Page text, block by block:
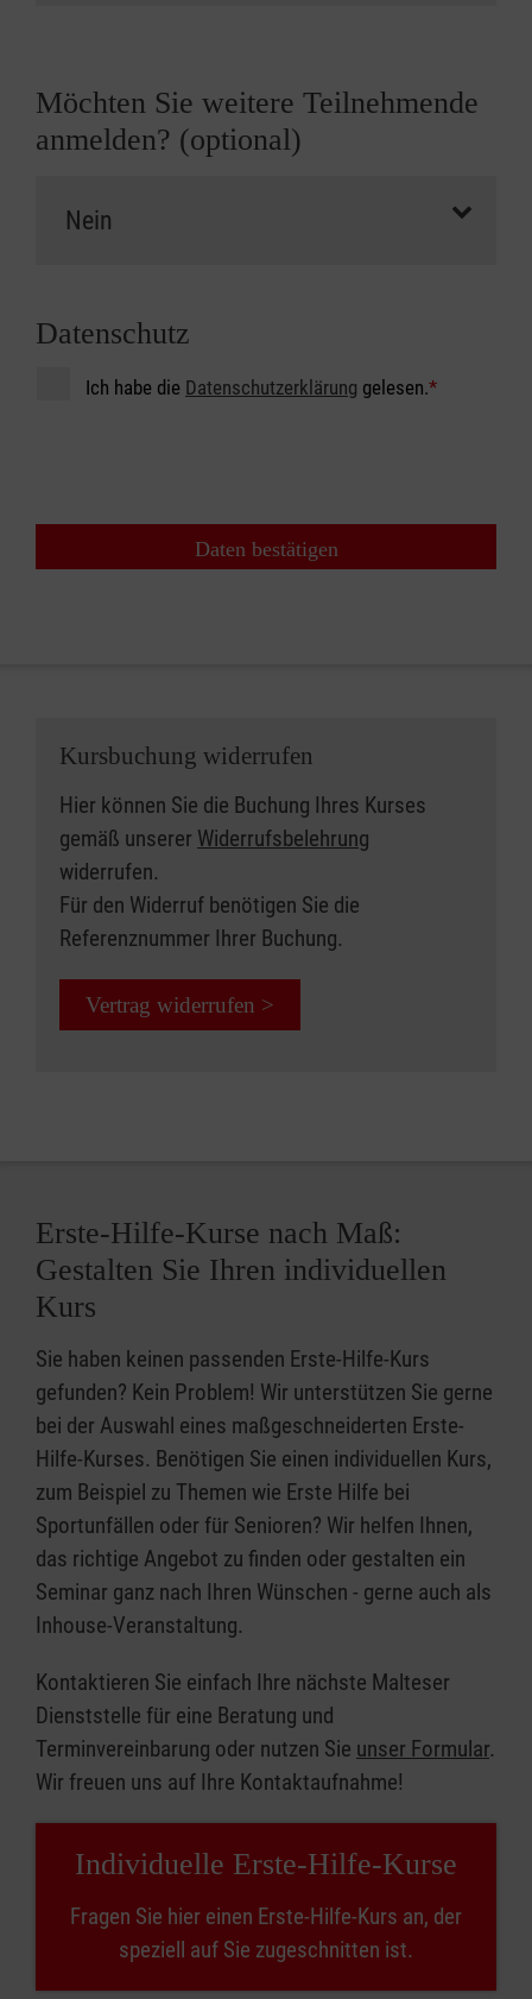
Möchten Sie weitere Teilnehmende
anmelden? (optional)
Datenschutz
Ich habe die Datenschutzerklärung gelesen.*
Daten bestätigen
Kursbuchung widerrufen
Hier können Sie die Buchung Ihres Kurses
gemäß unserer Widerrufsbelehrung
widerrufen.
Für den Widerruf benötigen Sie die
Referenznummer Ihrer Buchung.
Vertrag widerrufen >
Erste-Hilfe-Kurse nach Maß:
Gestalten Sie Ihren individuellen
Kurs
Sie haben keinen passenden Erste-Hilfe-Kurs
gefunden? Kein Problem! Wir unterstützen Sie gerne
bei der Auswahl eines maßgeschneiderten Erste-
Hilfe-Kurses. Benötigen Sie einen individuellen Kurs,
zum Beispiel zu Themen wie Erste Hilfe bei
Sportunfällen oder für Senioren? Wir helfen Ihnen,
das richtige Angebot zu finden oder gestalten ein
Seminar ganz nach Ihren Wünschen - gerne auch als
Inhouse-Veranstaltung.
Kontaktieren Sie einfach Ihre nächste Malteser
Dienststelle für eine Beratung und
Terminvereinbarung oder nutzen Sie unser Formular.
Wir freuen uns auf Ihre Kontaktaufnahme!
Individuelle Erste-Hilfe-Kurse
Fragen Sie hier einen Erste-Hilfe-Kurs an, der
speziell auf Sie zugeschnitten ist.